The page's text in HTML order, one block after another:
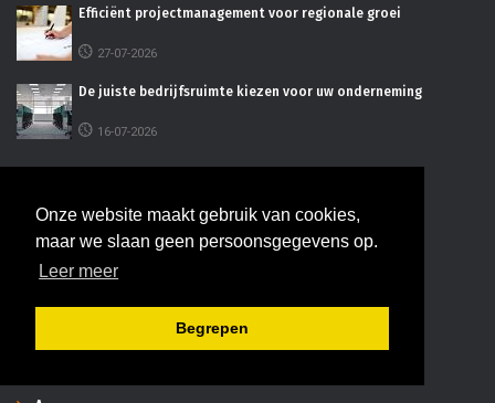
Onze website maakt gebruik van cookies,
maar we slaan geen persoonsgegevens op.
Leer meer
Begrepen
Efficiënt projectmanagement voor regionale groei
27-07-2026
De juiste bedrijfsruimte kiezen voor uw onderneming
16-07-2026